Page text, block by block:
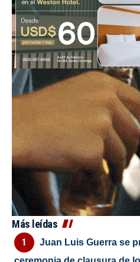
Más leídas
Juan Luis Guerra se